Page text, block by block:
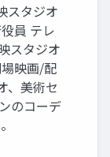
スタジオ
員 テレ
スタジオ
映画/配
、美術セ
のコーデ